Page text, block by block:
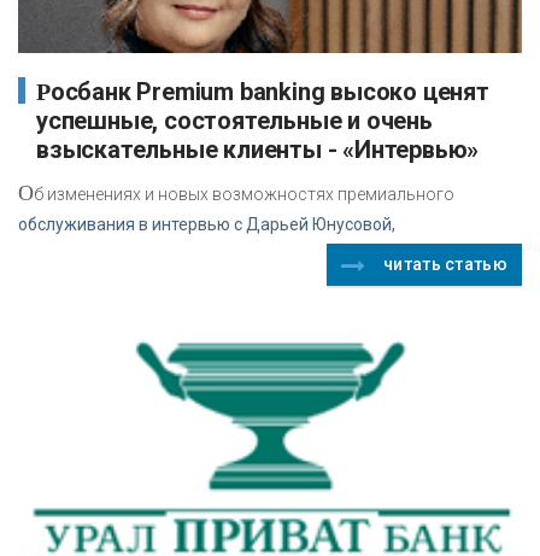
Росбанк Premium banking высоко ценят
успешные, состоятельные и очень
взыскательные клиенты - «Интервью»
Об изменениях и новых возможностях премиального
обслуживания в интервью с Дарьей Юнусовой,
читать статью